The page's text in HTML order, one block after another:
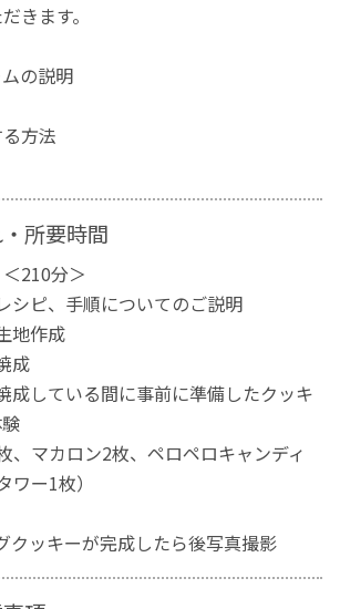
きます。
の説明
方法
所要時間
210分＞
シピ、手順についてのご説明
地作成
焼成
成している間に事前に準備したクッキ
、マカロン2枚、ペロペロキャンディ
タワー1枚）
クッキーが完成したら後写真撮影